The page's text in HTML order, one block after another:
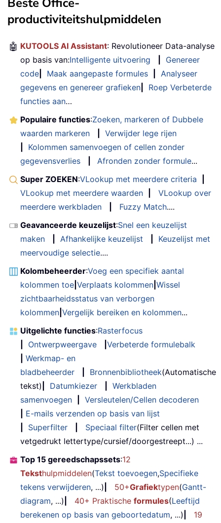
productiviteitshulpmiddelen
🤖 KUTOOLS AI Assistant: Revolutioneer Data-analyse
op basis van:Intelligente uitvoering
Genereer
code
Maak aangepaste formules
Analyseer
gegevens en genereer grafieken
Roep Verbeterde
functies aan…
Populaire functies:Zoeken, markeren of Dubbele
waarden markeren
Verwijder lege rijen
Kolommen samenvoegen of cellen zonder
gegevensverlies
Afronden zonder formule...
Super ZOEKEN:VLookup met meerdere criteria
VLookup met meerdere waarden
VLookup over
meerdere werkbladen
Fuzzy Match....
Geavanceerde keuzelijst:Snel een keuzelijst
maken
Afhankelijke keuzelijst
Keuzelijst met
meervoudige selectie....
Kolombeheerder:Voeg een specifiek aantal
kolommen toe Verplaats kolommen Wissel
zichtbaarheidsstatus van verborgen
kolommen Vergelijk bereiken en kolommen...
Uitgelichte functies:Rasterfocus
Ontwerpweergave
Verbeterde formulebalk
Werkmap- en
bladbeheerder
Bronnenbibliotheek(Automatische
tekst)
Datumkiezer
Werkbladen
samenvoegen
Versleutelen/Cellen decoderen
E-mails verzenden op basis van lijst
Superfilter Speciaal filter(Filter cellen met
vetgedrukt lettertype/cursief/doorgestreept...) ...
Top 15 gereedschapssets:12
Teksthulpmiddelen(Tekst toevoegen,Specifieke
tekens verwijderen, ...) 50+Grafiektypen(Gantt-
diagram, ...) 40+ Praktische formules(Leeftijd
berekenen op basis van geboortedatum, ...)
19